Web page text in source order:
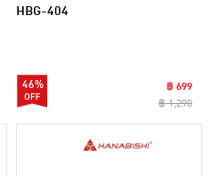
HBG-404
46%
฿ 699
฿ 1,290